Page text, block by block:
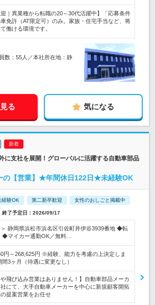
迎｜異業種から転職の20～30代活躍中】「応募条件
免許（AT限定可）のみ。家族・住宅手当など、将
働ける環境です。
数：55人／本社所在地：静
る 気になる
に支社を展開！グローバルに活躍する自動車部品
の【営業】★年間休日122日★未経験OK
経験OK 第二新卒歓迎 女性のおしごと掲載中
了予定日：2026/09/17
＞ 静岡県浜松市浜名区引佐町井伊谷3939番地 ◆転
◆マイカー通勤OK／無料…
円～268,625円 ※経験、能力を考慮の上決定しま
3ヶ月（待遇に変更なし）
飛び込み営業はありません！】自動車部品メーカ
にて、大手自動車メーカーを中心に新規顧客開拓
提案営業をお任せ